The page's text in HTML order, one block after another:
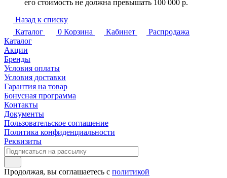
его стоимость не должна превышать 100 000 р.
Назад к списку
Каталог
0 Корзина Кабинет
Распродажа
Каталог
Акции
Бренды
Условия оплаты
Условия доставки
Гарантия на товар
Бонусная программа
Контакты
Документы
Пользовательское соглашение
Политика конфиденциальности
Реквизиты
Продолжая, вы соглашаетесь с политикой